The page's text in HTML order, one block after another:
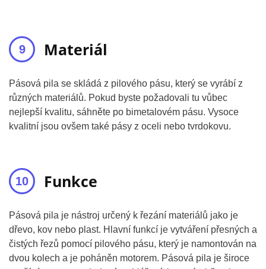
Materiál
Pásová pila se skládá z pilového pásu, který se vyrábí z
různých materiálů. Pokud byste požadovali tu vůbec
nejlepší kvalitu, sáhněte po bimetalovém pásu. Vysoce
kvalitní jsou ovšem také pásy z oceli nebo tvrdokovu.
Funkce
Pásová pila je nástroj určený k řezání materiálů jako je
dřevo, kov nebo plast. Hlavní funkcí je vytváření přesných a
čistých řezů pomocí pilového pásu, který je namontován na
dvou kolech a je poháněn motorem. Pásová pila je široce